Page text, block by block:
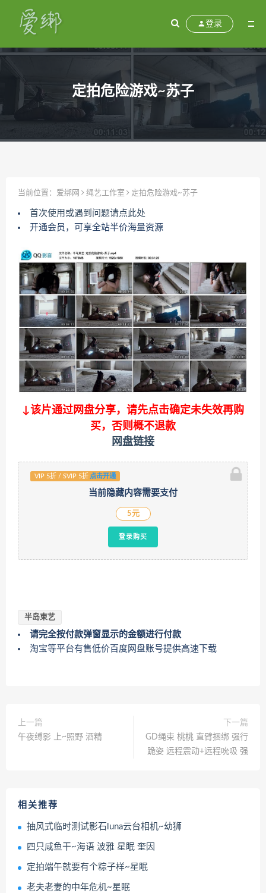
登录
定拍危险游戏~苏子
当前位置： 爱绑网 绳艺工作室 定拍危险游戏~苏子
首次使用或遇到问题请点此处
开通会员，可享全站半价海量资源
↓该片通过网盘分享，请先点击确定未失效再购
买，否则概不退款
网盘链接
VIP 5折 / SVIP 5折 点击开通
当前隐藏内容需要支付
5元
登录购买
半岛束艺
请完全按付款弹窗显示的金额进行付款
淘宝等平台有售低价百度网盘账号提供高速下载
上一篇
午夜缚影 上~照野 酒精
下一篇
GD绳束 桃桃 直臂捆绑 强行
跪姿 远程震动+远程吮吸 强
相关推荐
抽风式临时测试影石luna云台相机~幼狮
四只咸鱼干~海语 波雅 星眠 奎因
定拍端午就要有个粽子样~星眠
老夫老妻的中年危机~星眠